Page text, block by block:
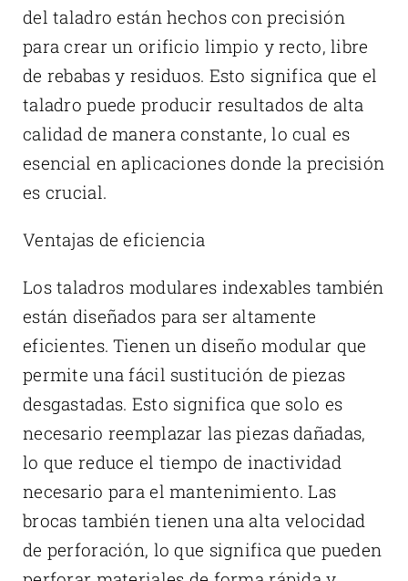
del taladro están hechos con precisión
para crear un orificio limpio y recto, libre
de rebabas y residuos. Esto significa que el
taladro puede producir resultados de alta
calidad de manera constante, lo cual es
esencial en aplicaciones donde la precisión
es crucial.
Ventajas de eficiencia
Los taladros modulares indexables también
están diseñados para ser altamente
eficientes. Tienen un diseño modular que
permite una fácil sustitución de piezas
desgastadas. Esto significa que solo es
necesario reemplazar las piezas dañadas,
lo que reduce el tiempo de inactividad
necesario para el mantenimiento. Las
brocas también tienen una alta velocidad
de perforación, lo que significa que pueden